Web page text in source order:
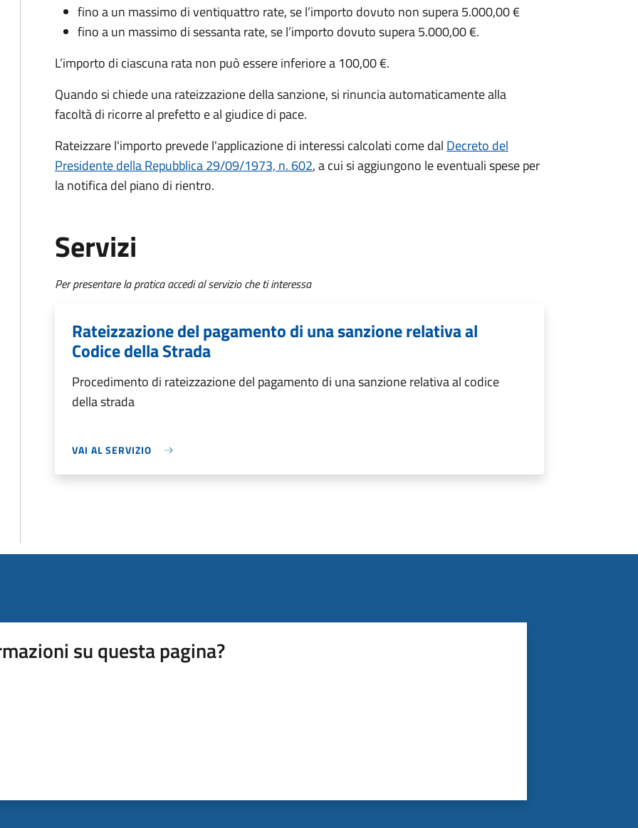
fino a un massimo di ventiquattro rate, se l’importo dovuto non supera 5.000,00 €
fino a un massimo di sessanta rate, se l’importo dovuto supera 5.000,00 €.
L’importo di ciascuna rata non può essere inferiore a 100,00 €.
Quando si chiede una rateizzazione della sanzione, si rinuncia automaticamente alla
facoltà di ricorre al prefetto e al giudice di pace.
Rateizzare l'importo prevede l'applicazione di interessi calcolati come dal Decreto del
Presidente della Repubblica 29/09/1973, n. 602, a cui si aggiungono le eventuali spese per
la notifica del piano di rientro.
Servizi
Per presentare la pratica accedi al servizio che ti interessa
Rateizzazione del pagamento di una sanzione relativa al
Codice della Strada
Procedimento di rateizzazione del pagamento di una sanzione relativa al codice
della strada
VAI AL SERVIZIO
su questa pagina?